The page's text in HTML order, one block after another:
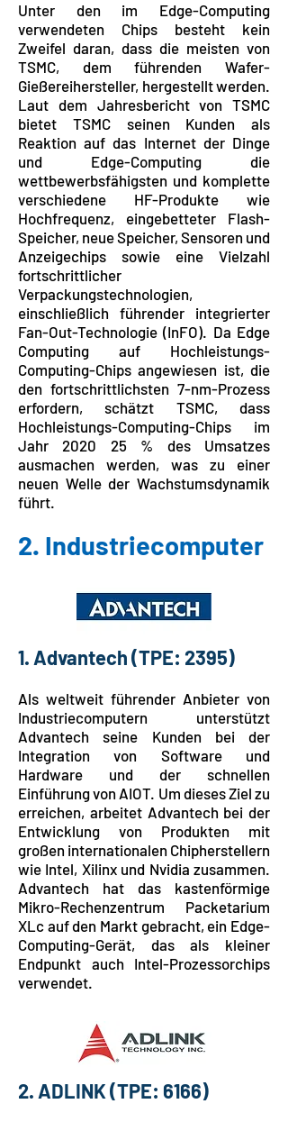
Unter den im Edge-Computing
verwendeten Chips besteht kein
Zweifel daran, dass die meisten von
TSMC, dem führenden Wafer-
Gießereihersteller, hergestellt werden.
Laut dem Jahresbericht von TSMC
bietet TSMC seinen Kunden als
Reaktion auf das Internet der Dinge
und Edge-Computing die
wettbewerbsfähigsten und komplette
verschiedene HF-Produkte wie
Hochfrequenz, eingebetteter Flash-
Speicher, neue Speicher, Sensoren und
Anzeigechips sowie eine Vielzahl
fortschrittlicher
Verpackungstechnologien,
einschließlich führender integrierter
Fan-Out-Technologie (InFO). Da Edge
Computing auf Hochleistungs-
Computing-Chips angewiesen ist, die
den fortschrittlichsten 7-nm-Prozess
erfordern, schätzt TSMC, dass
Hochleistungs-Computing-Chips im
Jahr 2020 25 % des Umsatzes
ausmachen werden, was zu einer
neuen Welle der Wachstumsdynamik
führt.
2. Industriecomputer
1. Advantech(TPE: 2395)
Als weltweit führender Anbieter von
Industriecomputern unterstützt
Advantech seine Kunden bei der
Integration von Software und
Hardware und der schnellen
Einführung von AIOT. Um dieses Ziel zu
erreichen, arbeitet Advantech bei der
Entwicklung von Produkten mit
großen internationalen Chipherstellern
wie Intel, Xilinx und Nvidia zusammen.
Advantech hat das kastenförmige
Mikro-Rechenzentrum Packetarium
XLc auf den Markt gebracht, ein Edge-
Computing-Gerät, das als kleiner
Endpunkt auch Intel-Prozessorchips
verwendet.
2. ADLINK(TPE: 6166)